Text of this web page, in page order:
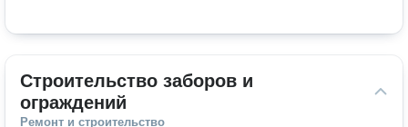
Строительство заборов и
ограждений
Ремонт и строительство